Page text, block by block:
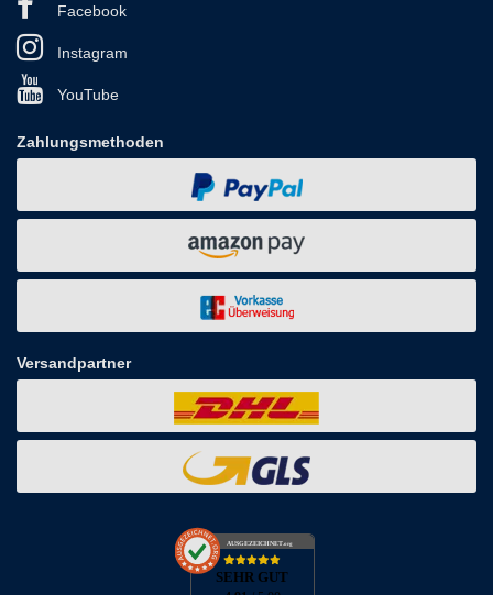
Facebook
Instagram
YouTube
Zahlungsmethoden
Versandpartner
AUSGEZEICHNET.org
SEHR GUT